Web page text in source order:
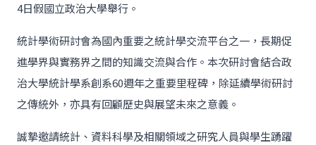
4日假國立政治大學舉行。
統計學術研討會為國內重要之統計學交流平台之一，長期促
進學界與實務界之間的知識交流與合作。本次研討會結合政
治大學統計學系創系60週年之重要里程碑，除延續學術研討
之傳統外，亦具有回顧歷史與展望未來之意義。
誠摯邀請統計、資料科學及相關領域之研究人員與學生踴躍